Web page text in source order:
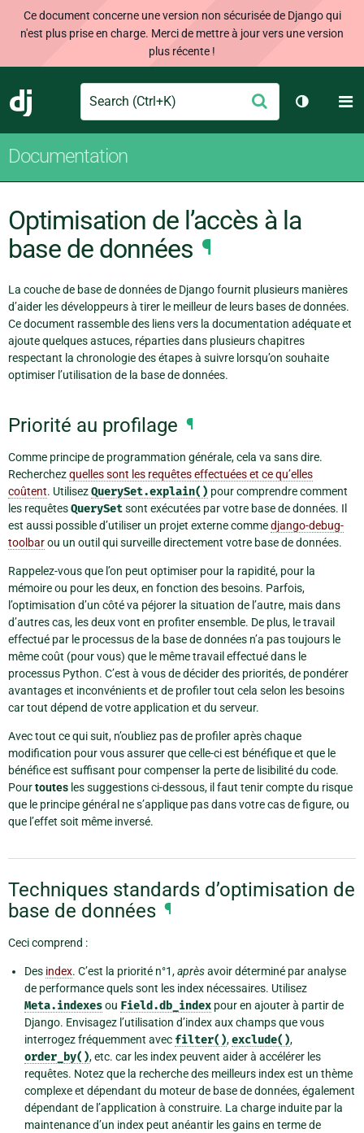
Ce document concerne une version non sécurisée de Django qui
n'est plus prise en charge. Merci de mettre à jour vers une version
plus récente !
Django
Search Envoyer
Changer
Documentation
Optimisation de l’accès à la
base de données ¶
La couche de base de données de Django fournit plusieurs manières
d’aider les développeurs à tirer le meilleur de leurs bases de données.
Ce document rassemble des liens vers la documentation adéquate et
ajoute quelques astuces, réparties dans plusieurs chapitres
respectant la chronologie des étapes à suivre lorsqu’on souhaite
optimiser l’utilisation de la base de données.
Priorité au profilage ¶
Comme principe de programmation générale, cela va sans dire.
Recherchezquelles sont les requêtes effectuées et ce qu’elles
coûtent. UtilisezQuerySet.explain() pour comprendre comment
les requêtesQuerySetsont exécutées par votre base de données. Il
est aussi possible d’utiliser un projet externe commedjango-debug-
toolbarou un outil qui surveille directement votre base de données.
Rappelez-vous que l’on peut optimiser pour la rapidité, pour la
mémoire ou pour les deux, en fonction des besoins. Parfois,
l’optimisation d’un côté va péjorer la situation de l’autre, mais dans
d’autres cas, les deux vont en profiter ensemble. De plus, le travail
effectué par le processus de la base de données n’a pas toujours le
même coût (pour vous) que le même travail effectué dans le
processus Python. C’est à vous de décider des priorités, de pondérer
avantages et inconvénients et de profiler tout cela selon les besoins
car tout dépend de votre application et du serveur.
Avec tout ce qui suit, n’oubliez pas de profiler après chaque
modification pour vous assurer que celle-ci est bénéfique et que le
bénéfice est suffisant pour compenser la perte de lisibilité du code.
Pourtoutes les suggestions ci-dessous, il faut tenir compte du risque
que le principe général ne s’applique pas dans votre cas de figure, ou
que l’effet soit même inversé.
Techniques standards d’optimisation de
base de données ¶
Ceci comprend :
Des index. C’est la priorité n°1,aprèsavoir déterminé par analyse
de performance quels sont les index nécessaires. Utilisez
Meta.indexesou Field.db_index pour en ajouter à partir de
Django. Envisagez l’utilisation d’index aux champs que vous
interrogez fréquemment avec filter(),exclude(),
order_by(), etc. car les index peuvent aider à accélérer les
requêtes. Notez que la recherche des meilleurs index est un thème
complexe et dépendant du moteur de base de données, également
dépendant de l’application à construire. La charge induite par la
maintenance d’un index peut anéantir les gains en terme de